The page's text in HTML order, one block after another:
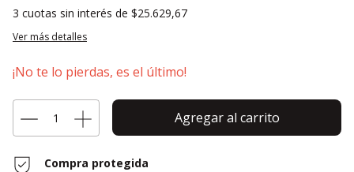
3 cuotas sin interés de $25.629,67
Ver más detalles
¡No te lo pierdas, es el último!
Compra protegida